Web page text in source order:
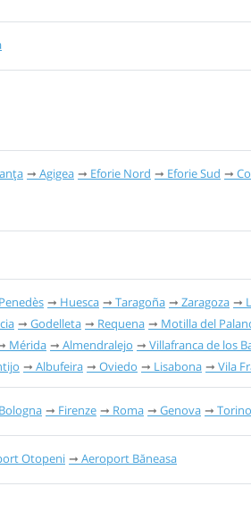
Agigea Eforie Nord Eforie Sud
Huesca Taragoña Zaragoza
Godelleta Requena Motilla del
Mérida Almendralejo Villafranca de los
Albufeira Oviedo Lisabona Vila
Bologna Firenze Roma Genova Torino
Otopeni Aeroport Băneasa